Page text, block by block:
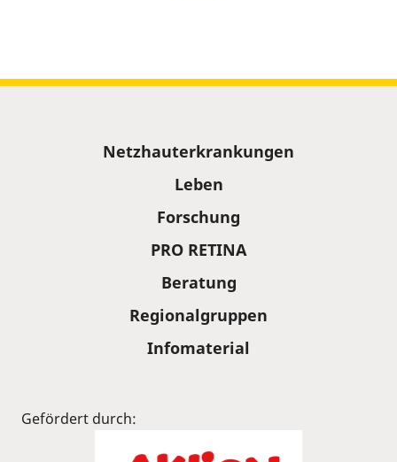
Netzhauterkrankungen
Leben
Forschung
PRO RETINA
Beratung
Regionalgruppen
Infomaterial
Gefördert durch: